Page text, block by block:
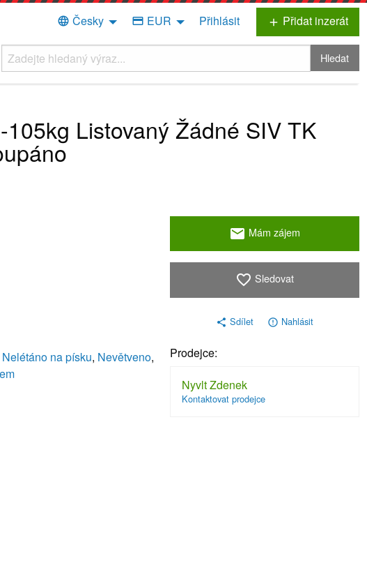
language Česky credit_card EUR Přihlásit add Přidat inzerát
Hledat
Listovaný Žádné SIV TK
Nelétáno na písku, Nevětveno,
email Mám zájem
favorite_border Sledovat
share Sdílet error_outline Nahlásit
Prodejce:
Nyvlt Zdenek
Kontaktovat prodejce